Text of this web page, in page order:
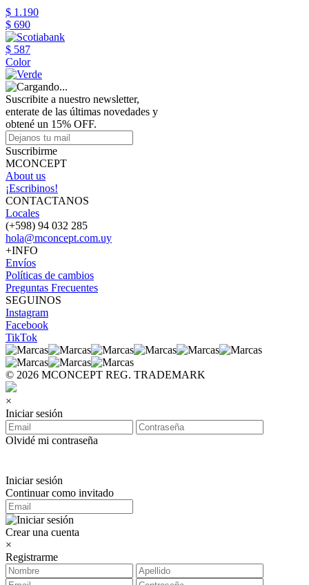
$ 1.190
$ 690
$ 587
Color
Suscribite a nuestro newsletter,
enterate de las últimas novedades y
obtené un 15% OFF.
Suscribirme
MCONCEPT
About us
¡Escribinos!
CONTACTANOS
Locales
(+598) 94 032 285
hola@mconcept.com.uy
+INFO
Envíos
Políticas de cambios
Preguntas Frecuentes
SEGUINOS
Instagram
Facebook
TikTok
© 2026 MCONCEPT REG. TRADEMARK
×
Iniciar sesión
Olvidé mi contraseña
Iniciar sesión
Continuar como invitado
Crear una cuenta
×
Registrarme